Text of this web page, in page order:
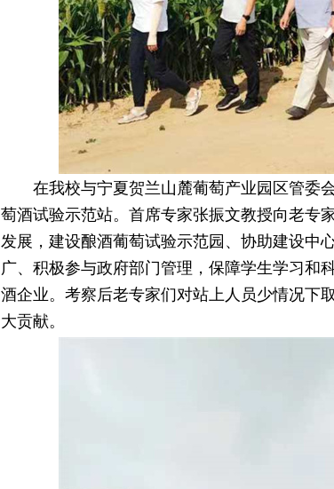
在我校与宁夏贺兰山麓葡萄产业园区管委
萄酒试验示范站。首席专家张振文教授向老专
发展，建设酿酒葡萄试验示范园、协助建设中
广、积极参与政府部门管理，保障学生学习和
酒企业。考察后老专家们对站上人员少情况下
大贡献。